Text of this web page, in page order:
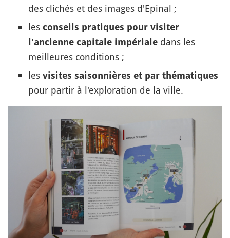
des clichés et des images d'Epinal ;
les conseils pratiques pour visiter
l'ancienne capitale impériale dans les
meilleures conditions ;
les visites saisonnières et par thématiques
pour partir à l'exploration de la ville.